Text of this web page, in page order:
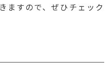
ますので、ぜひチェック